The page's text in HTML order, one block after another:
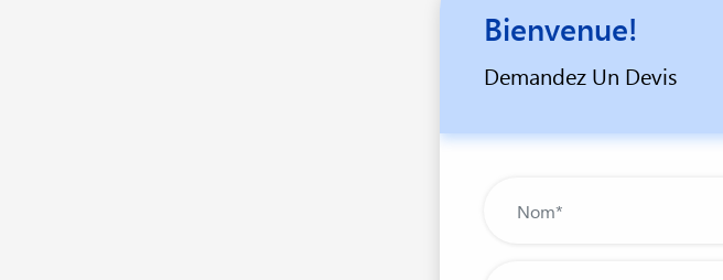
Bienvenue!
Demandez Un Devis